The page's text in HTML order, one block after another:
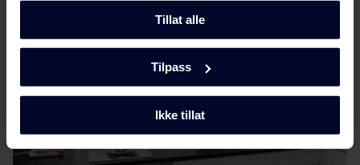
Tillat alle
Tilpass
Ikke tillat
Hent utvalgt